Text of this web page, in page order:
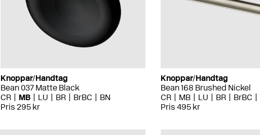
Knoppar/Handtag
Bean 037 Matte Black
CR
MB LU BR BrBC
BN
Pris 295 kr
Knoppar/Handtag
Bean 168 Brushed Nickel
CR
MB LU BR BrBC
Pris 495 kr